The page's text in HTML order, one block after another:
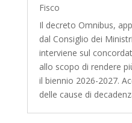
Fisco
Il decreto Omnibus,
dal Consiglio dei
interviene sul
allo scopo di rendere
il biennio 2026-2027.
delle cause di